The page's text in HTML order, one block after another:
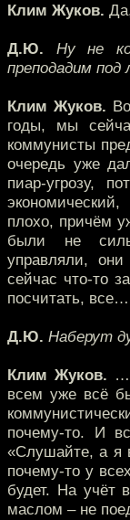
Клим Жуков.
Д.Ю. Ну не
преподадим под
Клим Жуков.
годы, мы
коммунисты
очередь уже
пиар-угрозу,
плохо, причём
были не
управляли,
сейчас что-то
посчитать, все…
Д.Ю. Наберут
Клим Жуков.
всем уже всё
почему-то. И
«Слушайте, а я
почему-то у
будет. На учёт
маслом – не